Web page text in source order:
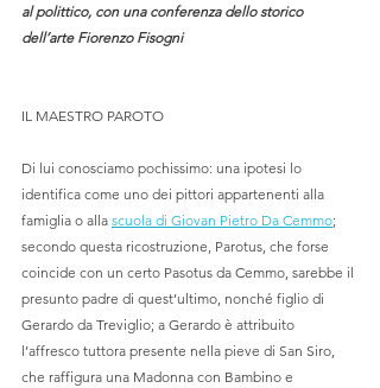
al polittico, con una conferenza dello storico
dell’arte Fiorenzo Fisogni
IL MAESTRO PAROTO
Di lui conosciamo pochissimo: una ipotesi lo
identifica come uno dei pittori appartenenti alla
famiglia o alla scuola di Giovan Pietro Da Cemmo;
secondo questa ricostruzione, Parotus, che forse
coincide con un certo Pasotus da Cemmo, sarebbe il
presunto padre di quest’ultimo, nonché figlio di
Gerardo da Treviglio; a Gerardo è attribuito
l’affresco tuttora presente nella pieve di San Siro,
che raffigura una Madonna con Bambino e